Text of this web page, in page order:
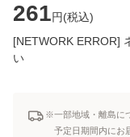
261円(税込)
[NETWORK ERROR]
い
※一部地域・離島に
予定日期間内にお